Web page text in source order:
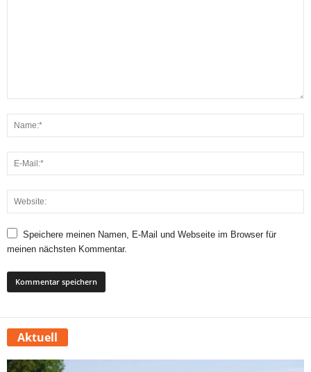
Speichere meinen Namen, E-Mail und Webseite im Browser für
meinen nächsten Kommentar.
Aktuell